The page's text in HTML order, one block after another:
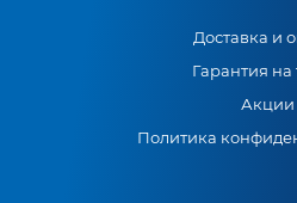
Доставка и
Гарантия на
Акции
Политика